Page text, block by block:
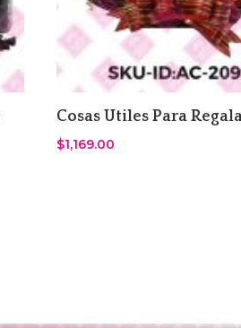
Cosas Utiles Para
$1,169.00